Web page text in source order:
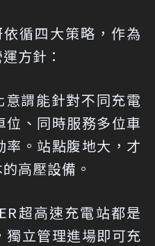
循四大策略，作為
方針：
謂能針對不同充電
、同時服務多位車
。站點腹地大，才
高壓設備。
超高速充電站都是
獨立管理進場即可充